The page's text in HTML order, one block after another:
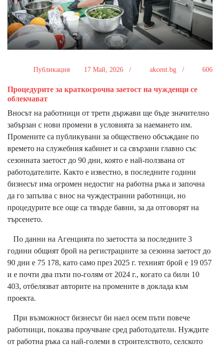
Публикация 17 Май, 2026 / akcent.bg / 606
Процедурите за краткосрочна заетост на чужденци се
облекчават
Вносът на работници от трети държави ще бъде значително
забързан с нови промени в условията за наемането им.
Промените са публикувани за обществено обсъждане по
времето на служебния кабинет и са свързани главно със
сезонната заетост до 90 дни, която е най-ползвана от
работодателите. Както е известно, в последните години
бизнесът има огромен недостиг на работна ръка и започна
да го запълва с внос на чуждестранни работници, но
процедурите все още са твърде бавни, за да отговорят на
търсенето.
По данни на Агенцията по заетостта за последните 3
години общият брой на регистрациите за сезонна заетост до
90 дни е 75 178, като само през 2025 г. техният брой е 19 057
и е почти два пъти по-голям от 2024 г., когато са били 10
403, отбелязват авторите на промените в доклада към
проекта.
При възможност бизнесът би наел осем пъти повече
работници, показва проучване сред работодатели. Нуждите
от работна ръка са най-големи в строителството, селското